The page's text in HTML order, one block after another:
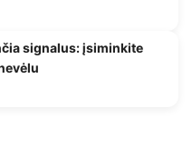
signalus: įsiminkite